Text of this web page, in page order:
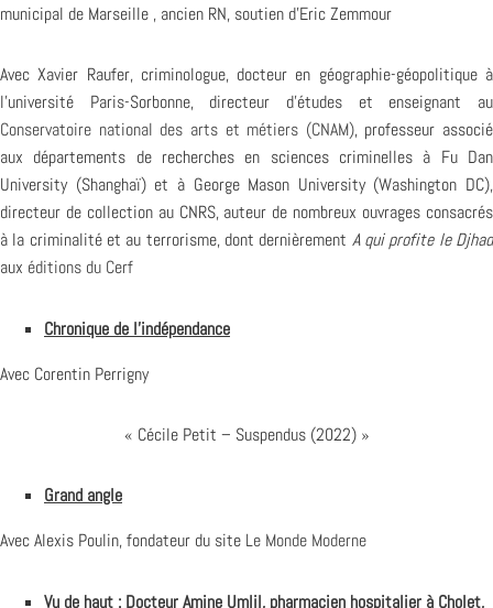
municipal de Marseille , ancien RN, soutien d’Eric Zemmour
Avec Xavier Raufer, criminologue, docteur en géographie-géopolitique à
l’université Paris-Sorbonne, directeur d’études et enseignant au
Conservatoire national des arts et métiers (CNAM), professeur associé
aux départements de recherches en sciences criminelles à Fu Dan
University (Shanghaï) et à George Mason University (Washington DC),
directeur de collection au CNRS, auteur de nombreux ouvrages consacrés
à la criminalité et au terrorisme, dont dernièrement A qui profite le Djhad
aux éditions du Cerf
Chronique de l’indépendance
Avec Corentin Perrigny
« Cécile Petit – Suspendus (2022) »
Grand angle
Avec Alexis Poulin, fondateur du site Le Monde Moderne
Vu de haut : Docteur Amine Umlil, pharmacien hospitalier à Cholet,